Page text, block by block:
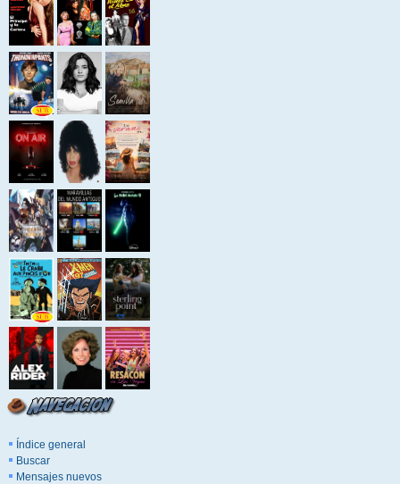
Índice general
Buscar
Mensajes nuevos